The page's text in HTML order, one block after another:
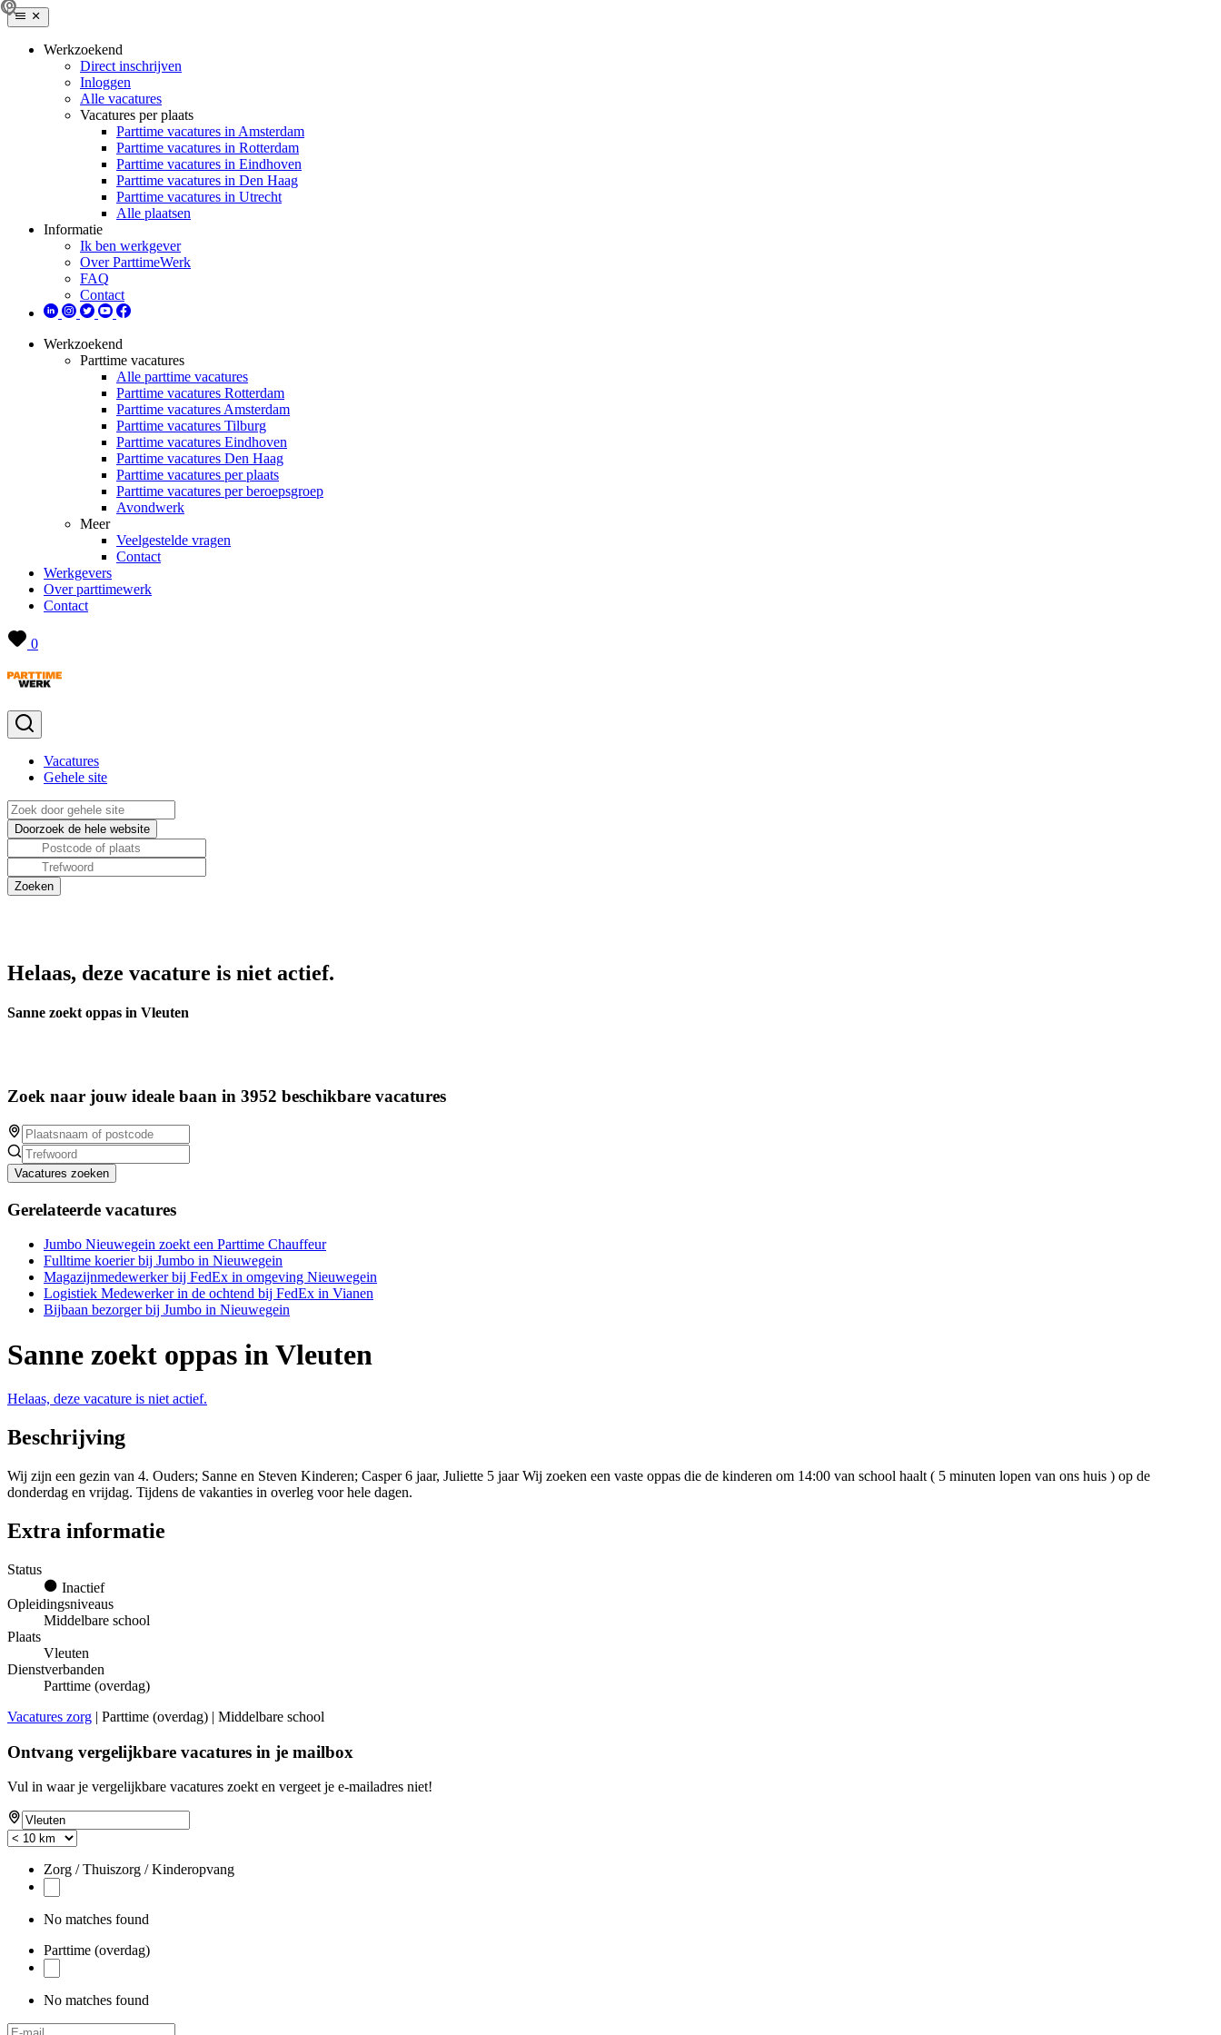
Werkzoekend
Direct inschrijven
Inloggen
Alle vacatures
Vacatures per plaats
Parttime vacatures in Amsterdam
Parttime vacatures in Rotterdam
Parttime vacatures in Eindhoven
Parttime vacatures in Den Haag
Parttime vacatures in Utrecht
Alle plaatsen
Informatie
Ik ben werkgever
Over ParttimeWerk
FAQ
Contact
Werkzoekend
Parttime vacatures
Alle parttime vacatures
Parttime vacatures Rotterdam
Parttime vacatures Amsterdam
Parttime vacatures Tilburg
Parttime vacatures Eindhoven
Parttime vacatures Den Haag
Parttime vacatures per plaats
Parttime vacatures per beroepsgroep
Avondwerk
Meer
Veelgestelde vragen
Contact
Werkgevers
Over parttimewerk
Contact
0
Vacatures
Gehele site
Helaas, deze vacature is niet actief.
Sanne zoekt oppas in Vleuten
Zoek naar jouw ideale baan in 3952 beschikbare vacatures
Vacatures zoeken
Gerelateerde vacatures
Jumbo Nieuwegein zoekt een Parttime Chauffeur
Fulltime koerier bij Jumbo in Nieuwegein
Magazijnmedewerker bij FedEx in omgeving Nieuwegein
Logistiek Medewerker in de ochtend bij FedEx in Vianen
Bijbaan bezorger bij Jumbo in Nieuwegein
Sanne zoekt oppas in Vleuten
Helaas, deze vacature is niet actief.
Beschrijving
Wij zijn een gezin van 4. Ouders; Sanne en Steven Kinderen; Casper 6 jaar, Juliette 5 jaar Wij zoeken een vaste oppas die de kinderen om 14:00 van school haalt ( 5 minuten lopen van ons huis ) op de
donderdag en vrijdag. Tijdens de vakanties in overleg voor hele dagen.
Extra informatie
Status
Inactief
Opleidingsniveaus
Middelbare school
Plaats
Vleuten
Dienstverbanden
Parttime (overdag)
Vacatures zorg | Parttime (overdag) | Middelbare school
Ontvang vergelijkbare vacatures in je mailbox
Vul in waar je vergelijkbare vacatures zoekt en vergeet je e-mailadres niet!
Zorg / Thuiszorg / Kinderopvang
No matches found
Parttime (overdag)
No matches found